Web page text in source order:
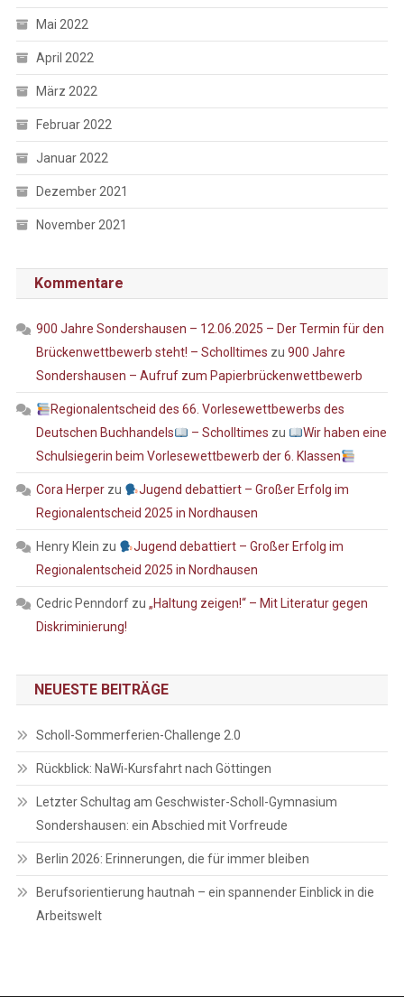
Mai 2022
April 2022
März 2022
Februar 2022
Januar 2022
Dezember 2021
November 2021
Kommentare
900 Jahre Sondershausen – 12.06.2025 – Der Termin für den
Brückenwettbewerb steht! – Scholltimes zu 900 Jahre
Sondershausen – Aufruf zum Papierbrückenwettbewerb
Regionalentscheid des 66. Vorlesewettbewerbs des
Deutschen Buchhandels
– Scholltimes zu
Wir haben eine
Schulsiegerin beim Vorlesewettbewerb der 6. Klassen
Cora Herperzu
Jugend debattiert – Großer Erfolg im
Regionalentscheid 2025 in Nordhausen
Henry Klein zu
Jugend debattiert – Großer Erfolg im
Regionalentscheid 2025 in Nordhausen
Cedric Penndorfzu „Haltung zeigen!“ – Mit Literatur gegen
Diskriminierung!
NEUESTE BEITRÄGE
Scholl-Sommerferien-Challenge 2.0
Rückblick: NaWi-Kursfahrt nach Göttingen
Letzter Schultag am Geschwister-Scholl-Gymnasium
Sondershausen: ein Abschied mit Vorfreude
Berlin 2026: Erinnerungen, die für immer bleiben
Berufsorientierung hautnah – ein spannender Einblick in die
Arbeitswelt